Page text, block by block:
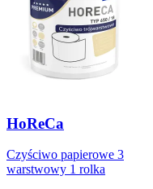
HoReCa
Czyściwo papierowe 3
warstwowy 1 rolka